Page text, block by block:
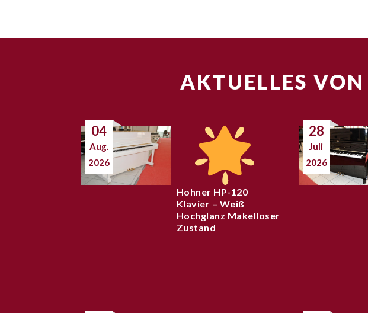
AKTUELLES
04
Aug.
2026
Hohner HP-120
Klavier – Weiß
Hochglanz Makelloser
Zustand
28
Juli
2026